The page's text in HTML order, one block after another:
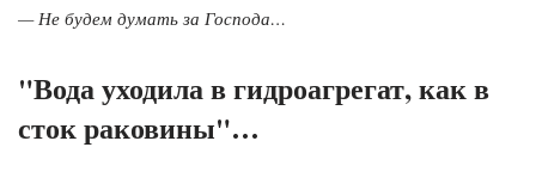
— Не будем думать за Господа…
"Вода уходила в гидроагрегат, как в
сток раковины"…